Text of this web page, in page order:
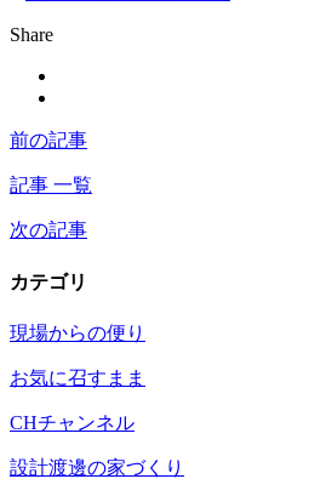
Share
前の記事
記事 一覧
次の記事
カテゴリ
現場からの便り
お気に召すまま
CHチャンネル
設計渡邊の家づくり